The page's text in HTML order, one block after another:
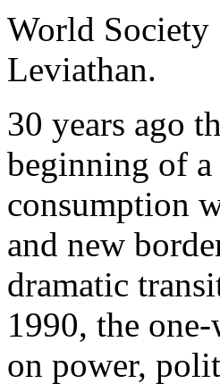
World Society
Leviathan.
30 years ago
beginning of
consumption
and new
dramatic
1990, the
on power,